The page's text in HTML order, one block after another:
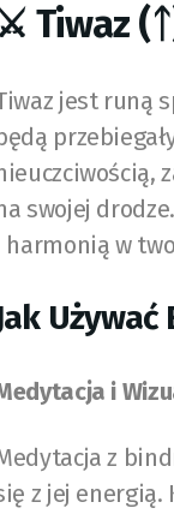
⚔️ Tiwaz
jest runą
swojej
harmonią w
i
z
z jej energią.